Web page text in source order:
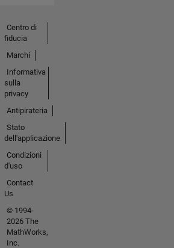
Centro di
fiducia
Marchi
Informativa
sulla
privacy
Antipirateria
Stato
dell'applicazione
Condizioni
d'uso
Contact
Us
© 1994-
2026 The
MathWorks,
Inc.